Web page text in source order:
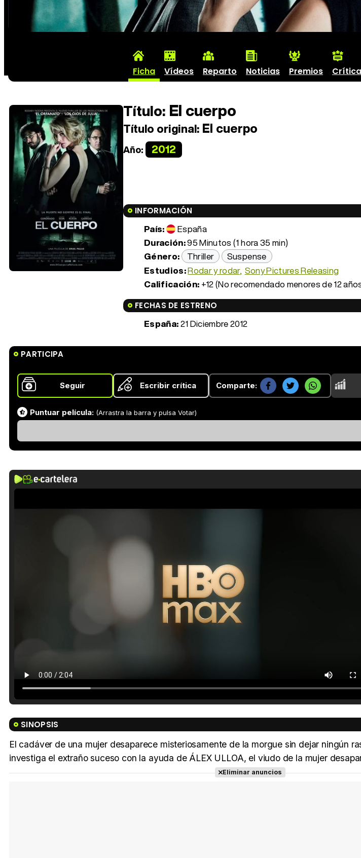
Ficha Vídeos Reparto Noticias Premios
Título: El cuerpo
Título original: El cuerpo
Año: 2012
INFORMACIÓN
País:
España
Duración:95 Minutos (1 hora 35 min)
Género:
Thriller
Suspense
Estudios:Rodar y rodar Sony Pictures Releasing
Calificación: +12 (No recomendado menores de 12
FECHAS DE ESTRENO
España:21 Diciembre 2012
PARTICIPA
Seguir Escribir crítica Comparte:
Puntuar película: (Arrastra la barra y pulsa Votar)
SINOPSIS
El cadáver de una mujer desaparece misteriosamente de la morgue sin dejar ningún
investiga el extraño suceso con la ayuda de ÁLEX ULLOA, el viudo de la mujer
Eliminar anuncios